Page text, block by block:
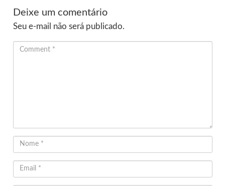
Deixe um comentário
Seu e-mail não será publicado.